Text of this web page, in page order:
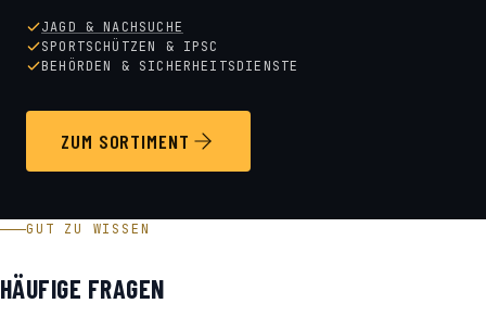
JAGD & NACHSUCHE
SPORTSCHÜTZEN & IPSC
BEHÖRDEN & SICHERHEITSDIENSTE
ZUM SORTIMENT
GUT ZU WISSEN
HÄUFIGE FRAGEN